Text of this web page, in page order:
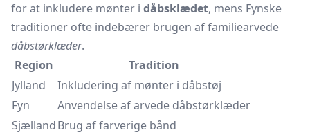
for at inkludere mønter i dåbsklædet, mens Fynske
traditioner ofte indebærer brugen af familiearvede
dåbstørklæder.
Region
Tradition
Jylland
Inkludering af mønter i dåbstøj
Fyn
Anvendelse af arvede dåbstørklæder
SjællandBrug af farverige bånd